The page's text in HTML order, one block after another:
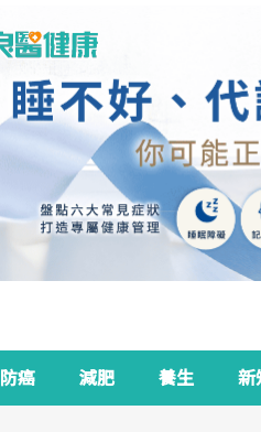
防癌 減肥 養生 新